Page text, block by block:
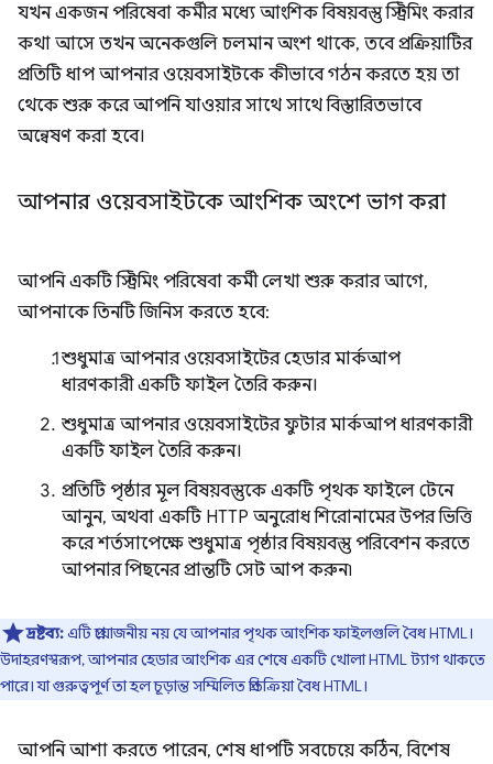
যখন একজন পরিষেবা কর্মীর মধ্যে আংশিক বিষয়বস্তু স্ট্রিমিং করার
কথা আসে তখন অনেকগুলি চলমান অংশ থাকে, তবে প্রক্রিয়াটির
প্রতিটি ধাপ আপনার ওয়েবসাইটকে কীভাবে গঠন করতে হয় তা
থেকে শুরু করে আপনি যাওয়ার সাথে সাথে বিস্তারিতভাবে
অন্বেষণ করা হবে।
আপনার ওয়েবসাইটকে আংশিক অংশে ভাগ করা
আপনি একটি স্ট্রিমিং পরিষেবা কর্মী লেখা শুরু করার আগে,
আপনাকে তিনটি জিনিস করতে হবে:
শুধুমাত্র আপনার ওয়েবসাইটের হেডার মার্কআপ
ধারণকারী একটি ফাইল তৈরি করুন।
শুধুমাত্র আপনার ওয়েবসাইটের ফুটার মার্কআপ ধারণকারী
একটি ফাইল তৈরি করুন।
প্রতিটি পৃষ্ঠার মূল বিষয়বস্তুকে একটি পৃথক ফাইলে টেনে
আনুন, অথবা একটি HTTP অনুরোধ শিরোনামের উপর ভিত্তি
করে শর্তসাপেক্ষে শুধুমাত্র পৃষ্ঠার বিষয়বস্তু পরিবেশন করতে
আপনার পিছনের প্রান্তটি সেট আপ করুন৷
দ্রষ্টব্য:এটি প্রয়োজনীয় নয় যে আপনার পৃথক আংশিক ফাইলগুলি বৈধ HTML।
উদাহরণস্বরূপ, আপনার হেডার আংশিক এর শেষে একটি খোলা HTML ট্যাগ থাকতে
পারে। যা গুরুত্বপূর্ণ তা হল চূড়ান্ত সম্মিলিত প্রতিক্রিয়া বৈধ HTML।
আপনি আশা করতে পারেন, শেষ ধাপটি সবচেয়ে কঠিন, বিশেষ